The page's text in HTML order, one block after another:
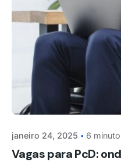
janeiro 24, 2025 6
Vagas para PcD: